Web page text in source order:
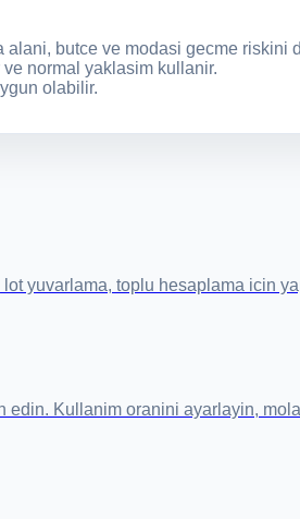
butce ve modasi gecme riskini
normal yaklasim kullanir.
olabilir.
yuvarlama, toplu hesaplama icin
Kullanim oranini ayarlayin,